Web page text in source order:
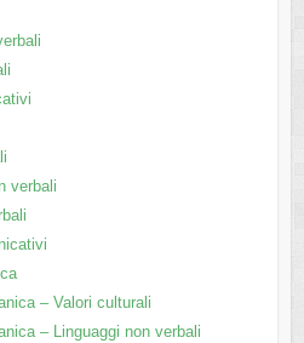
verbali
– Valori culturali
– Linguaggi non verbali